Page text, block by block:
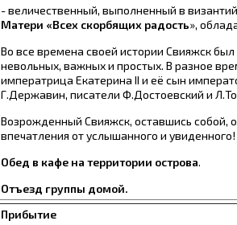
- величественный, выполненный в
Матери «Всех скорбящих радость»,
Во все времена своей истории Свияжск
невольных, важных и простых. В разное
императрица Екатерина II и её сын
Г.Державин, писатели Ф.Достоевский и
Возрожденный Свияжск, оставшись собой,
впечатления от услышанного и увиденного!
Обед в кафе на территории острова.
Отъезд группы домой.
Прибытие